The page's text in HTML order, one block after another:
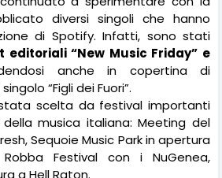
diversi singoli che hanno
di Spotify. Infatti, sono stati
editoriali “New Music Friday” e
anche in copertina di
“Figli dei Fuori”.
scelta da festival importanti
musica italiana: Meeting del
Sequoie Music Park in apertura
Festival con i NuGenea,
a Hell Raton.